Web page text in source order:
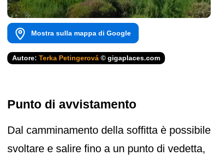
Mostra sulla mappa di Google
Autore: Terka Petingerová © gigaplaces.com
Punto di avvistamento
Dal camminamento della soffitta è possibile
svoltare e salire fino a un punto di vedetta,